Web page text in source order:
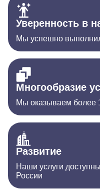
Уверенность в
Мы успешно
Многообразие
Мы оказываем более
Развитие
Наши услуги
России